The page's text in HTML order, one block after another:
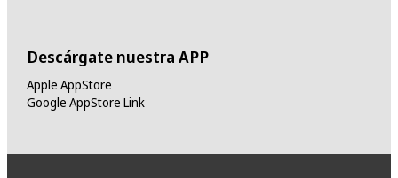
Descárgate nuestra APP
Apple AppStore
Google AppStore Link